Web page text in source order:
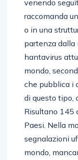
venendo
raccomanda
o in una
partenza
hantavirus
mondo,
che pubblica i
di questo tipo,
Risultano 145
Paesi. Nella
segnalazioni
mondo,